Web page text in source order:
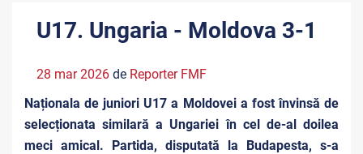
U17. Ungaria - Moldova 3-1
28 mar 2026 de Reporter FMF
Naționala de juniori U17 a Moldovei a fost învinsă de
selecționata similară a Ungariei în cel de-al doilea
meci amical. Partida, disputată la Budapesta, s-a